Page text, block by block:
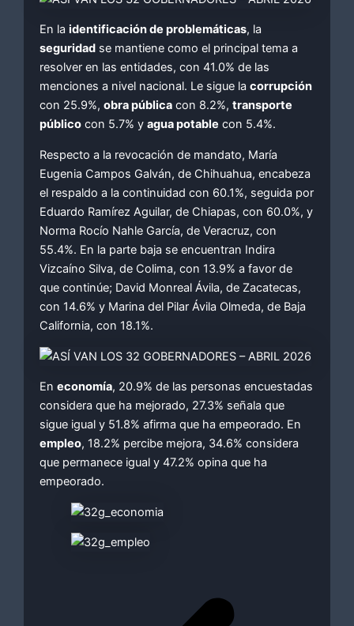
En laidentificación de problemáticas, la
seguridad se mantiene como el principal tema a
resolver en las entidades, con 41.0% de las
menciones a nivel nacional. Le sigue lacorrupción
con 25.9%,obra pública con 8.2%,transporte
público con 5.7% yagua potable con 5.4%.
Respecto a la revocación de mandato, María
Eugenia Campos Galván, de Chihuahua, encabeza
el respaldo a la continuidad con 60.1%, seguida por
Eduardo Ramírez Aguilar, de Chiapas, con 60.0%, y
Norma Rocío Nahle García, de Veracruz, con
55.4%. En la parte baja se encuentran Indira
Vizcaíno Silva, de Colima, con 13.9% a favor de
que continúe; David Monreal Ávila, de Zacatecas,
con 14.6% y Marina del Pilar Ávila Olmeda, de Baja
California, con 18.1%.
Eneconomía, 20.9% de las personas encuestadas
considera que ha mejorado, 27.3% señala que
sigue igual y 51.8% afirma que ha empeorado. En
empleo, 18.2% percibe mejora, 34.6% considera
que permanece igual y 47.2% opina que ha
empeorado.